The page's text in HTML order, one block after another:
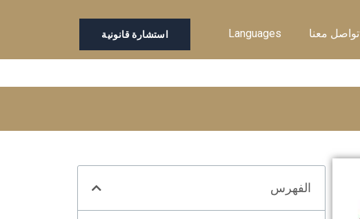
تواصل معنا Languages استشارة قانونية
الفهرس